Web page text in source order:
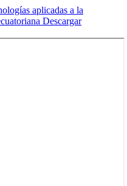
aplicadas a la
Descargar